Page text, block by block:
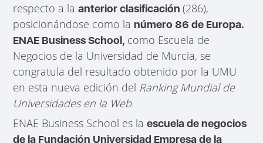
respecto a laanterior clasificación(286),
posicionándose como lanúmero 86 de Europa.
ENAE Business School, como Escuela de
Negocios de la Universidad de Murcia, se
congratula del resultado obtenido por la UMU
en esta nueva edición del Ranking Mundial de
Universidades en la Web.
ENAE Business School es laescuela de negocios
de la Fundación Universidad Empresa de la